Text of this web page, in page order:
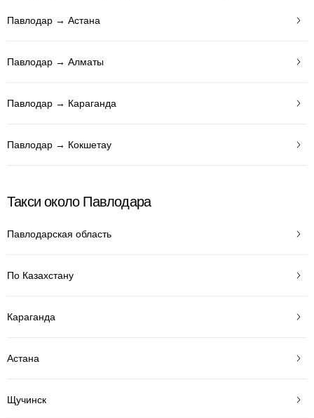
Павлодар → Астана
Павлодар → Алматы
Павлодар → Караганда
Павлодар → Кокшетау
Такси около Павлодара
Павлодарская область
По Казахстану
Караганда
Астана
Щучинск